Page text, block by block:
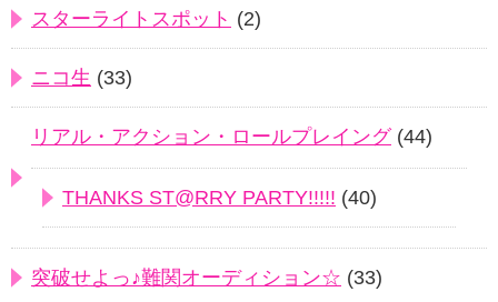
スターライトスポット (2)
ニコ生 (33)
リアル・アクション・ロールプレイング(44)
THANKS ST@RRY PARTY!!!!! (40)
突破せよっ♪難関オーディション☆ (33)